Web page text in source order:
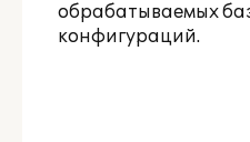
обрабатываемых
конфигураций.